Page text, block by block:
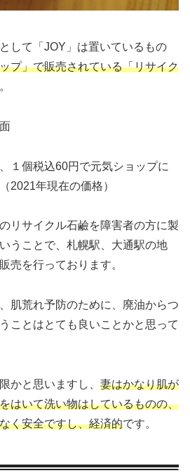
して「JOY」は置いているもの
プ」で販売されている「リサイク
。
１個税込60円で元気ショップに
2021年現在の価格）
リサイクル石鹼を障害者の方に製
うことで、札幌駅、大通駅の地
売を行っております。
肌荒れ予防のために、廃油からつ
ことはとても良いことかと思って
かと思いますし、 妻はかなり肌が
はいて洗い物はしているものの、
く安全ですし、経済的です。